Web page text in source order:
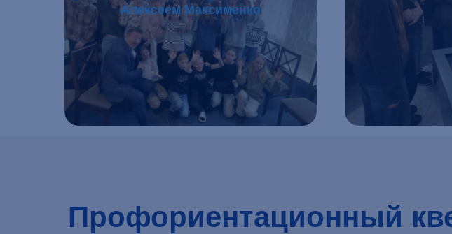
Алексеем Максименко
Подробнее
Профориентационный